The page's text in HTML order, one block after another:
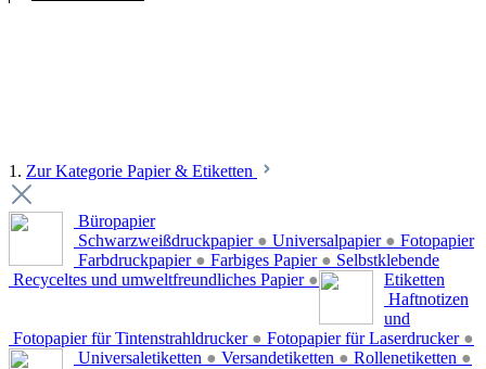
1. Zur Kategorie Papier & Etiketten
Büropapier
Schwarzweißdruckpapier ● Universalpapier ●
Farbdruckpapier ● Farbiges Papier ●
Recyceltes und umweltfreundliches Papier ●
Fotopapier
Fotopapier für Tintenstrahldrucker ● Fotopapier für Laserdrucker ●
Selbstklebende
Etiketten
Universaletiketten ● Versandetiketten ● Rollenetiketten ●
Haftnotizen
und